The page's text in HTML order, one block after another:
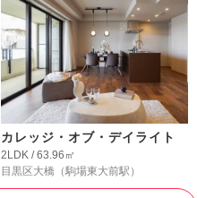
カレッジ・オブ・デイライト
2LDK / 63.96㎡
目黒区大橋 （駒場東大前駅）